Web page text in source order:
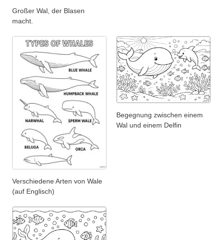
Großer Wal, der Blasen
macht.
Verschiedene Arten von Wale
(auf Englisch)
Begegnung zwischen einem
Wal und einem Delfin